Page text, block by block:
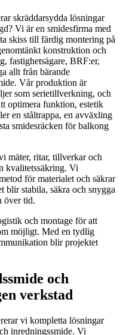
skräddarsydda lösningar
Vi är en smidesfirma med
skiss till färdig montering på
konstruktion och
fastighetsägare, BRF:er,
allt från bärande
Vår produktion är
som serietillverkning, och
optimera funktion, estetik
en ståltrappa, en avväxling
smidesräcken för balkong
mäter, ritar, tillverkar och
kvalitetssäkring. Vi
för materialet och säkrar
blir stabila, säkra och snygga
över tid.
och montage för att
möjligt. Med en tydlig
blir projektet
och
verkstad
vi kompletta lösningar
inredningssmide. Vi